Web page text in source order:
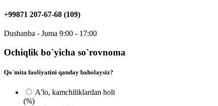
+99871 207-67-68 (109)
Dushanba - Juma 9:00 - 17:00
Ochiqlik bo`yicha so`rovnoma
Qo`mita faoliyatini qanday baholaysiz?
A'lo, kamchiliklardan holi
(%)